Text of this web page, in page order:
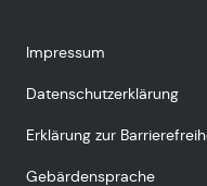
Impressum
Datenschutzerklärung
Erklärung zur
Gebärdensprache